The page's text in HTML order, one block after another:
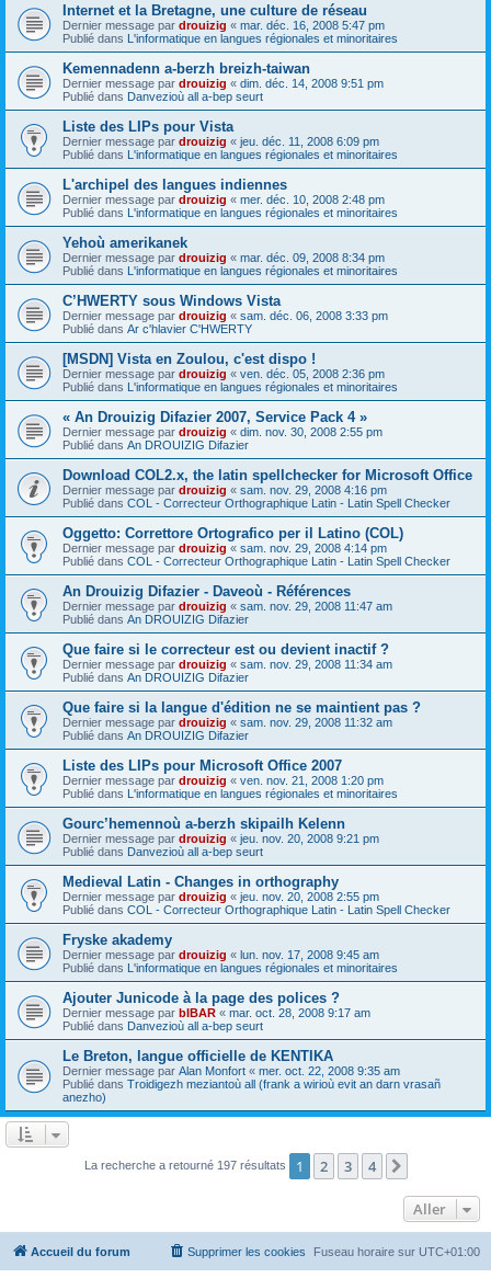
Internet et la Bretagne, une culture de réseau
Dernier message par drouizig « mar. déc. 16, 2008 5:47 pm
Publié dans L'informatique en langues régionales et minoritaires
Kemennadenn a-berzh breizh-taiwan
Dernier message par drouizig « dim. déc. 14, 2008 9:51 pm
Publié dans Danvezioù all a-bep seurt
Liste des LIPs pour Vista
Dernier message par drouizig « jeu. déc. 11, 2008 6:09 pm
Publié dans L'informatique en langues régionales et minoritaires
L'archipel des langues indiennes
Dernier message par drouizig « mer. déc. 10, 2008 2:48 pm
Publié dans L'informatique en langues régionales et minoritaires
Yehoù amerikanek
Dernier message par drouizig « mar. déc. 09, 2008 8:34 pm
Publié dans L'informatique en langues régionales et minoritaires
C’HWERTY sous Windows Vista
Dernier message par drouizig « sam. déc. 06, 2008 3:33 pm
Publié dans Ar c'hlavier C'HWERTY
[MSDN] Vista en Zoulou, c'est dispo !
Dernier message par drouizig « ven. déc. 05, 2008 2:36 pm
Publié dans L'informatique en langues régionales et minoritaires
« An Drouizig Difazier 2007, Service Pack 4 »
Dernier message par drouizig « dim. nov. 30, 2008 2:55 pm
Publié dans An DROUIZIG Difazier
Download COL2.x, the latin spellchecker for Microsoft Office
Dernier message par drouizig « sam. nov. 29, 2008 4:16 pm
Publié dans COL - Correcteur Orthographique Latin - Latin Spell Checker
Oggetto: Correttore Ortografico per il Latino (COL)
Dernier message par drouizig « sam. nov. 29, 2008 4:14 pm
Publié dans COL - Correcteur Orthographique Latin - Latin Spell Checker
An Drouizig Difazier - Daveoù - Références
Dernier message par drouizig « sam. nov. 29, 2008 11:47 am
Publié dans An DROUIZIG Difazier
Que faire si le correcteur est ou devient inactif ?
Dernier message par drouizig « sam. nov. 29, 2008 11:34 am
Publié dans An DROUIZIG Difazier
Que faire si la langue d'édition ne se maintient pas ?
Dernier message par drouizig « sam. nov. 29, 2008 11:32 am
Publié dans An DROUIZIG Difazier
Liste des LIPs pour Microsoft Office 2007
Dernier message par drouizig « ven. nov. 21, 2008 1:20 pm
Publié dans L'informatique en langues régionales et minoritaires
Gourc’hemennoù a-berzh skipailh Kelenn
Dernier message par drouizig « jeu. nov. 20, 2008 9:21 pm
Publié dans Danvezioù all a-bep seurt
Medieval Latin - Changes in orthography
Dernier message par drouizig « jeu. nov. 20, 2008 2:55 pm
Publié dans COL - Correcteur Orthographique Latin - Latin Spell Checker
Fryske akademy
Dernier message par drouizig « lun. nov. 17, 2008 9:45 am
Publié dans L'informatique en langues régionales et minoritaires
Ajouter Junicode à la page des polices ?
Dernier message par bIBAR « mar. oct. 28, 2008 9:17 am
Publié dans Danvezioù all a-bep seurt
Le Breton, langue officielle de KENTIKA
Dernier message par Alan Monfort « mer. oct. 22, 2008 9:35 am
Publié dans Troidigezh meziantoù all (frank a wirioù evit an darn vrasañ
anezho)
La recherche a retourné 197 résultats 1 2 3 4
Aller
Accueil du forum Fuseau horaire sur UTC+01:00
Supprimer les cookies